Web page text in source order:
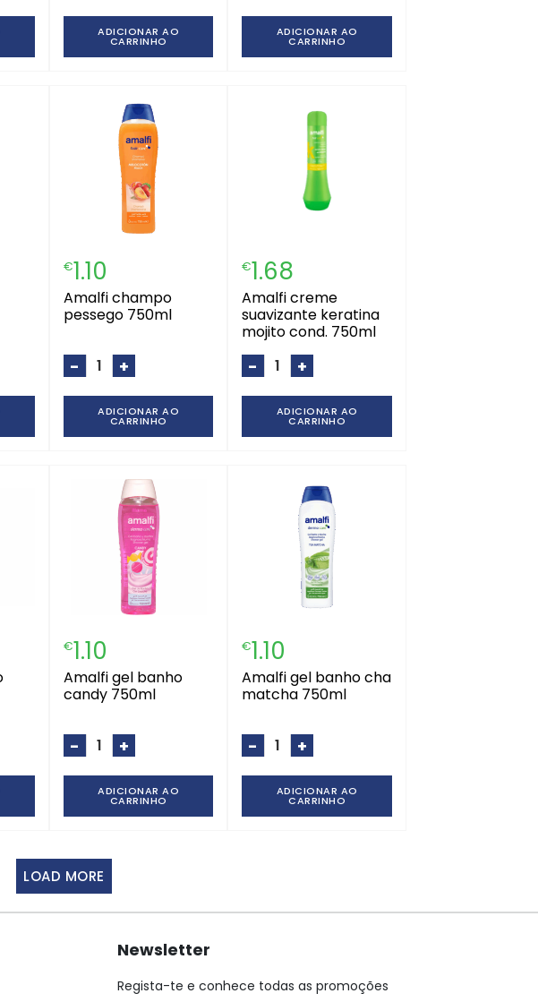
ADICIONAR AO
CARRINHO
ADICIONAR AO
CARRINHO
€1.10
amalfi champo
pessego 750ml
- +
ADICIONAR AO
CARRINHO
€1.68
amalfi creme
suavizante keratina
mojito cond. 750ml
- +
ADICIONAR AO
CARRINHO
€1.10
amalfi gel banho
candy 750ml
- +
ADICIONAR AO
CARRINHO
€1.10
amalfi gel banho cha
matcha 750ml
- +
ADICIONAR AO
CARRINHO
LOAD MORE
Newsletter
Regista-te e conhece todas as promoções